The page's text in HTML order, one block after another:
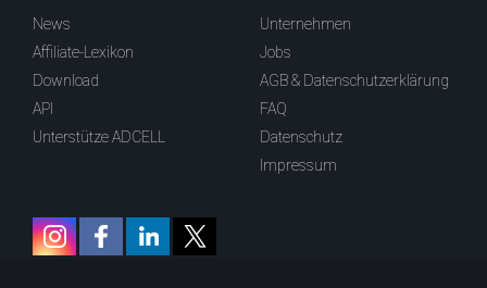
News
Affiliate-Lexikon
Download
API
Unterstütze ADCELL
Unternehmen
Jobs
AGB & Datenschutzerklärung
FAQ
Datenschutz
Impressum